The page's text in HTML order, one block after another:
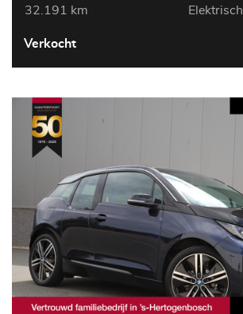
32.191 km
Elektrisch
Verkocht